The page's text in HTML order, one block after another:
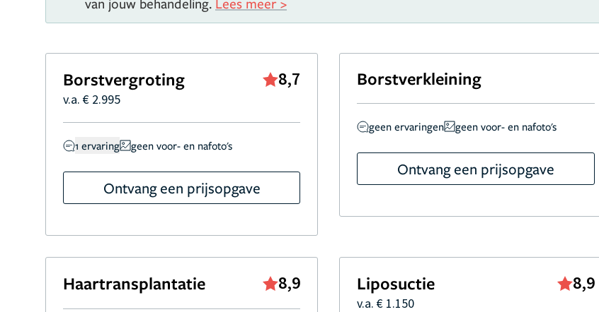
Borstvergroting 8,7
v.a. € 2.995
1 ervaring geen voor- en nafoto's
Ontvang een prijsopgave
Borstverkleining
geen ervaringen geen voor- en nafoto's
Ontvang een prijsopgave
Haartransplantatie 8,9 Liposuctie 8,9
v.a. € 1.150